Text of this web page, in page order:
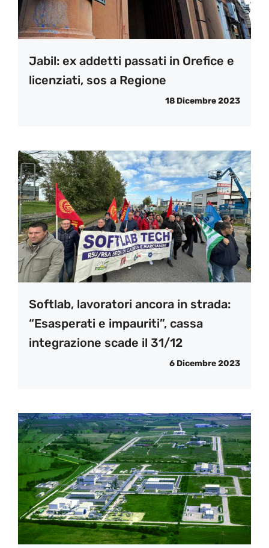
Jabil: ex addetti passati in Orefice e
licenziati, sos a Regione
18 Dicembre 2023
Softlab, lavoratori ancora in strada:
“Esasperati e impauriti”, cassa
integrazione scade il 31/12
6 Dicembre 2023